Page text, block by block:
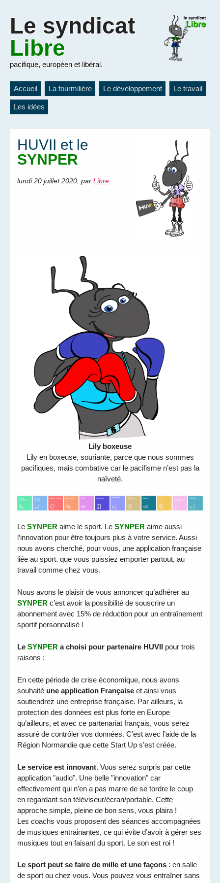
Le syndicat
Libre
pacifique, européen et libéral.
Accueil La fourmilière Le développement Le travail
Les idées
HUVII et le
SYNPER
lundi 20 juillet 2020,parLibre
Lily boxeuse
Lily en boxeuse, souriante, parce que nous sommes
pacifiques, mais combative car le pacifisme n’est pas la
naïveté.
LeSYNPER aime le sport. LeSYNPER aime aussi
l’innovation pour être toujours plus à votre service. Aussi
nous avons cherché, pour vous, une application française
liée au sport. que vous puissiez emporter partout, au
travail comme chez vous.
Nous avons le plaisir de vous annoncer qu’adhérer au
SYNPER c’est avoir la possibilité de souscrire un
abonnement avec 15% de réduction pour un entraînement
sportif personnalisé !
LeSYNPER a choisi pour partenaire HUVII pour trois
raisons :
En cette période de crise économique, nous avons
souhaité une application Française et ainsi vous
soutiendrez une entreprise française. Par ailleurs, la
protection des données est plus forte en Europe
qu’ailleurs, et avec ce partenariat français, vous serez
assuré de contrôler vos données. C’est avec l’aide de la
Région Normandie que cette Start Up s’est créée.
Le service est innovant. Vous serez surpris par cette
application "audio". Une belle "innovation" car
effectivement qui n’en a pas marre de se tordre le coup
en regardant son téléviseur/écran/portable. Cette
approche simple, pleine de bon sens, vous plaira !
Les coachs vous proposent des séances accompagnées
de musiques entrainantes, ce qui évite d’avoir à gérer ses
musiques tout en faisant du sport. Le son est roi !
Le sport peut se faire de mille et une façons : en salle
de sport ou chez vous. Vous pouvez vous entraîner sans